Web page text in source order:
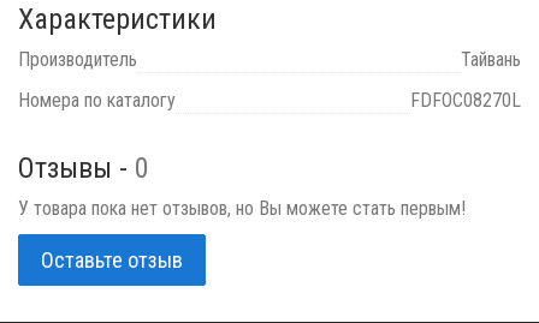
Характеристики
Производитель
Тайвань
Номера по каталогу
FDFOC08270L
Отзывы - 0
У товара пока нет отзывов, но Вы можете стать первым!
Оставьте отзыв